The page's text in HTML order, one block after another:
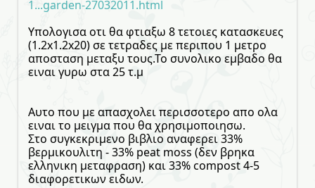
1...garden-27032011.html
Υπολογισα οτι θα φτιαξω 8 τετοιες κατασκευες
(1.2x1.2x20) σε τετραδες με περιπου 1 μετρο
αποσταση μεταξυ τους.Το συνολικο εμβαδο θα
ειναι γυρω στα 25 τ.μ
Αυτο που με απασχολει περισσοτερο απο ολα
ειναι το μειγμα που θα χρησιμοποιησω.
Στο συγκεκριμενο βιβλιο αναφερει 33%
βερμικουλιτη - 33% peat moss (δεν βρηκα
ελληνικη μεταφραση) και 33% compost 4-5
διαφορετικων ειδων.